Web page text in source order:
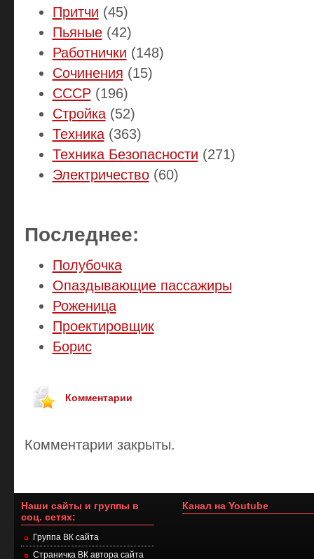
Притчи (45)
Пьяные(42)
Работнички (148)
Сочинения (15)
СССР(196)
Стройка(52)
Техника(363)
Техника Безопасности (271)
Электричество(60)
Последнее:
Полубочка
Опаздывающие пассажиры
Роженица
Проектировщик
Борис
Комментарии
Комментарии закрыты.
Наши сайты и группы в
соц. сетях:
Группа ВК сайта
Страничка ВК автора сайта
Канал на Youtube